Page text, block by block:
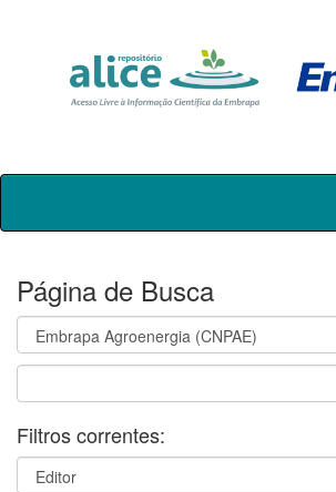
Skip
Página de Busca
Filtros correntes: